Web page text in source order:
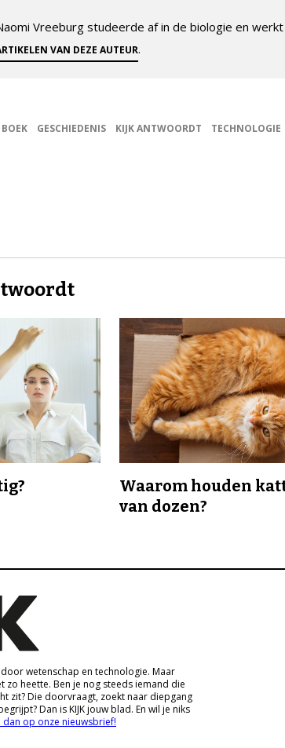
Vreeburg studeerde af in de biologie en
VAN DEZE AUTEUR.
BOEK GESCHIEDENIS KIJK ANTWOORDT TECHNOLOGIE
Waarom houden
van dozen?
wetenschap en technologie. Maar
zo heette. Ben je nog steeds iemand die
zit? Die doorvraagt, zoekt naar diepgang
Dan is KIJK jouw blad. En wil je niks
op onze nieuwsbrief!